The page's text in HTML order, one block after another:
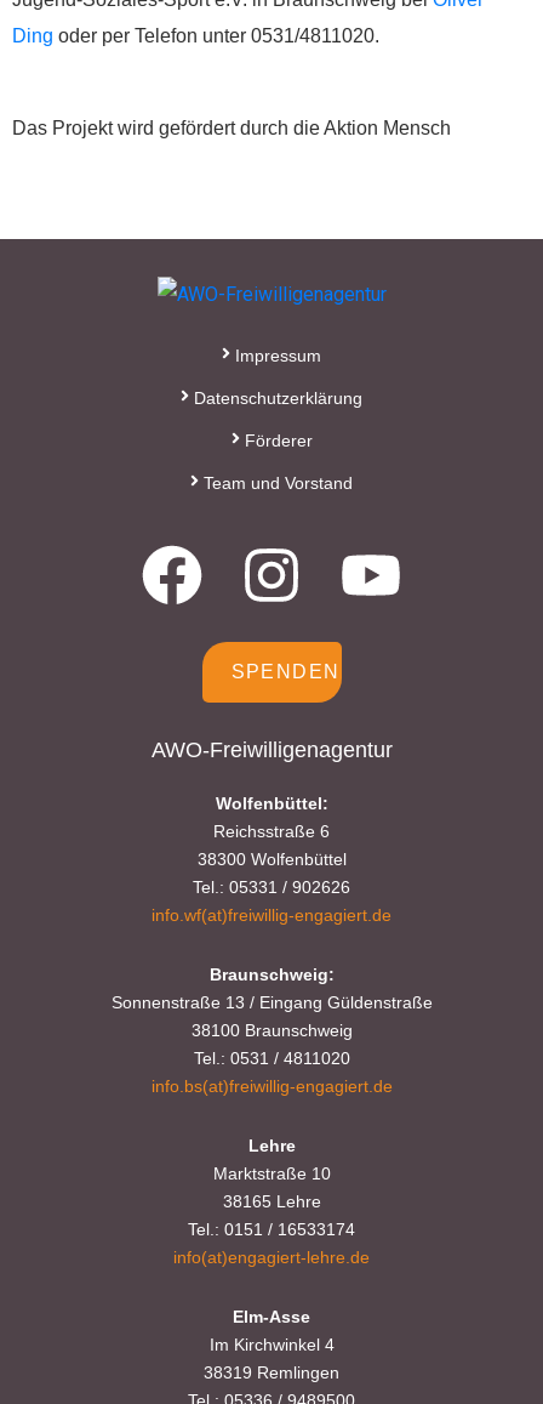
Ding oder per Telefon unter 0531/4811020.
Das Projekt wird gefördert durch die Aktion Mensch
Impressum
Datenschutzerklärung
Förderer
Team und Vorstand
SPENDEN
AWO-Freiwilligenagentur
Wolfenbüttel:
Reichsstraße 6
38300 Wolfenbüttel
Tel.: 05331 / 902626
info.wf(at)freiwillig-engagiert.de
Braunschweig:
Sonnenstraße 13 / Eingang Güldenstraße
38100 Braunschweig
Tel.: 0531 / 4811020
info.bs(at)freiwillig-engagiert.de
Lehre
Marktstraße 10
38165 Lehre
Tel.: 0151 / 16533174
info(at)engagiert-lehre.de
Elm-Asse
Im Kirchwinkel 4
38319 Remlingen
Tel.: 05336 / 9489500
Wir können Ihnen auf
Wunsch auch eine
05331/902626
s.baranowski [at] freiwillig-
engagiert.de